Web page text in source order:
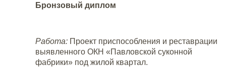
Бронзовый диплом
Работа: Проект приспособления и реставрации
выявленного ОКН «Павловской суконной
фабрики» под жилой квартал.